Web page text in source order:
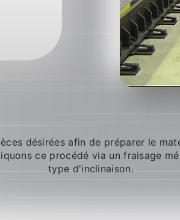
désirées afin de préparer le
ce procédé via un fraisage
type d'inclinaison.